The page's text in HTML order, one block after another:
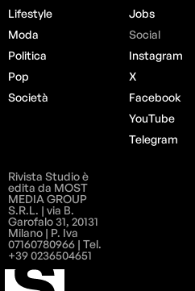
Lifestyle
Moda
Politica
Pop
Società
Jobs
Social
Instagram
X
Facebook
YouTube
Telegram
Rivista Studio è
edita da MOST
MEDIA GROUP
S.R.L. | via B.
Garofalo 31, 20131
Milano | P. Iva
07160780966 | Tel.
+39 0236504651